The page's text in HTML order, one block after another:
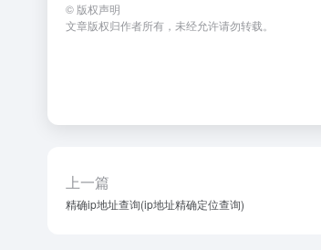
© 版权声明
文章版权归作者所有，未经允许请勿转载。
上一篇
精确ip地址查询(ip地址精确定位查询)